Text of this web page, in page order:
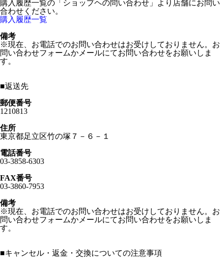
購入履歴一覧の「ショップヘの問い合わせ」より店舗にお問い
合わせください。
購入履歴一覧
備考
※現在、お電話でのお問い合わせはお受けしておりません。お
問い合わせフォームかメールにてお問い合わせをお願いしま
す。
■返送先
郵便番号
1210813
住所
東京都足立区竹の塚７－６－１
電話番号
03-3858-6303
FAX番号
03-3860-7953
備考
※現在、お電話でのお問い合わせはお受けしておりません。お
問い合わせフォームかメールにてお問い合わせをお願いしま
す。
■キャンセル・返金・交換についての注意事項